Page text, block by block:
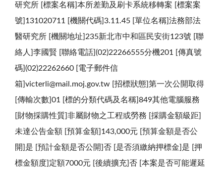
研究所 [標案名稱]本所差勤及刷卡系統移轉案 [標案案
號]131020711 [機關代碼]3.11.45 [單位名稱]法務部法
醫研究所 [機關地址]235新北市中和區民安街123號 [聯
絡人]李國賢 [聯絡電話](02)22266555分機201 [傳真號
碼](02)22262660 [電子郵件信
箱]victerli@mail.moj.gov.tw [招標狀態]第一次公開取得
[傳輸次數]01 [標的分類代碼及名稱]849其他電腦服務
[財物採購性質]非屬財物之工程或勞務 [採購金額級距]
未達公告金額 [預算金額]143,000元 [預算金額是否公
開]是 [預計金額是否公開]否 [是否須繳納押標金]是 [押
標金額度]定額7000元 [後續擴充]否 [本案是否可能遲延